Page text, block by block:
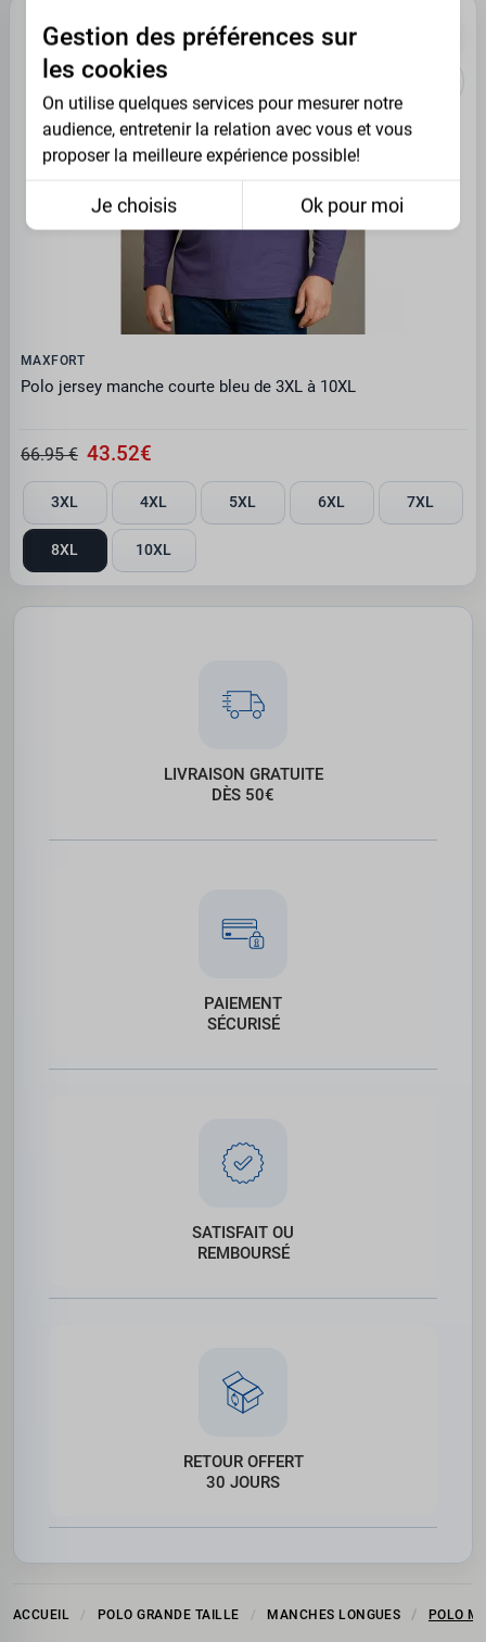
MAXFORT
Polo jersey manche courte bleu de 3XL à 10XL
66.95 € 43.52€
3XL 4XL 5XL 6XL 7XL
8XL 10XL
LIVRAISON GRATUITE
DÈS 50€
PAIEMENT
SÉCURISÉ
SATISFAIT OU
REMBOURSÉ
RETOUR OFFERT
30 JOURS
ACCUEIL POLO GRANDE TAILLE MANCHES LONGUES POLO
Gestion des préférences sur
les cookies
On utilise quelques services pour mesurer notre
audience, entretenir la relation avec vous et vous
proposer la meilleure expérience possible!
Je choisis Ok pour moi